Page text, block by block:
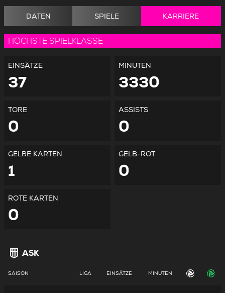
DATEN SPIELE KARRIERE
HÖCHSTE SPIELKLASSE
EINSÄTZE
37
MINUTEN
3330
TORE
0
ASSISTS
0
GELBE KARTEN
1
GELB-ROT
0
ROTE KARTEN
0
ASK
SAISON LIGA EINSÄTZE MINUTEN